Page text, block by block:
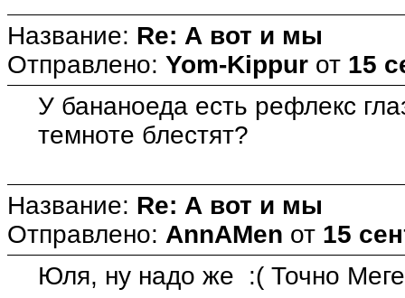
Название: Re: А вот и мы
Отправлено: Yom-Kippur от 15
У бананоеда есть рефлекс
темноте блестят?
Название: Re: А вот и мы
Отправлено: AnnAMen от 15
Юля, ну надо же :( Точно